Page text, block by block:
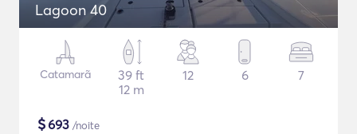
Lagoon 40
Catamarã
39 ft
12 m
12 6 7
$693 /noite